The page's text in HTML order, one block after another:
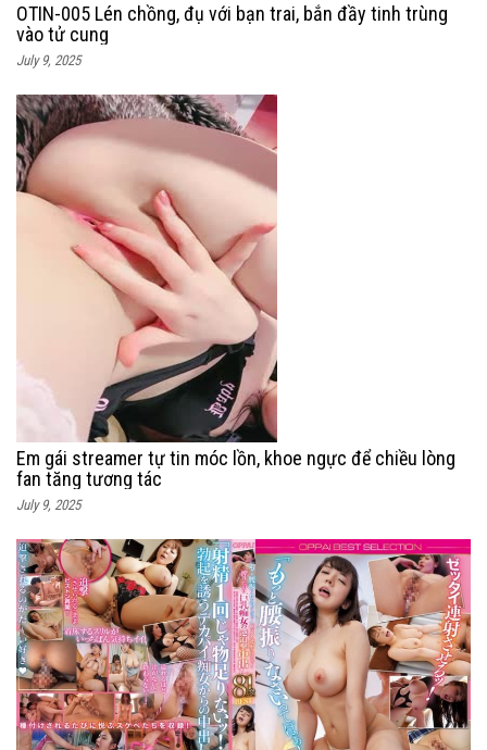
OTIN-005 Lén chồng, đụ với bạn trai, bắn đầy tinh trùng
vào tử cung
July 9, 2025
Em gái streamer tự tin móc lồn, khoe ngực để chiều lòng
fan tăng tương tác
July 9, 2025